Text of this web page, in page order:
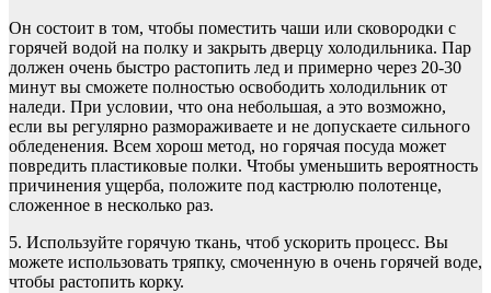
Он состоит в том, чтобы поместить чаши или сковородки с
горячей водой на полку и закрыть дверцу холодильника. Пар
должен очень быстро растопить лед и примерно через 20-30
минут вы сможете полностью освободить холодильник от
наледи. При условии, что она небольшая, а это возможно,
если вы регулярно размораживаете и не допускаете сильного
обледенения. Всем хорош метод, но горячая посуда может
повредить пластиковые полки. Чтобы уменьшить вероятность
причинения ущерба, положите под кастрюлю полотенце,
сложенное в несколько раз.
5. Используйте горячую ткань, чтоб ускорить процесс. Вы
можете использовать тряпку, смоченную в очень горячей воде,
чтобы растопить корку.